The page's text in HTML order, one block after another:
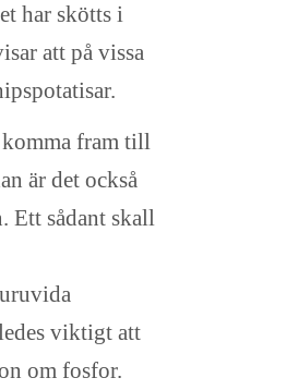
har skötts i
att på vissa
komma fram till
är det också
Ett sådant skall
viktigt att
om fosfor.